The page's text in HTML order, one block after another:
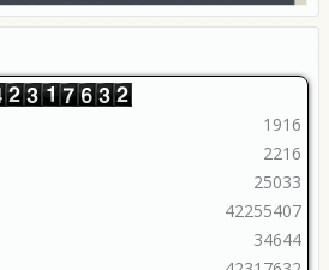
1916
2216
25033
42255407
34644